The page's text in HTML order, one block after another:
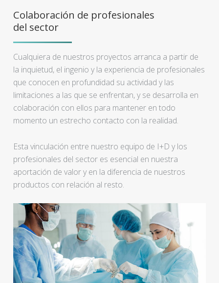
Colaboración de profesionales
del sector
Cualquiera de nuestros proyectos arranca a partir de
la inquietud, el ingenio y la experiencia de profesionales
que conocen en profundidad su actividad y las
limitaciones a las que se enfrentan, y se desarrolla en
colaboración con ellos para mantener en todo
momento un estrecho contacto con la realidad.
Esta vinculación entre nuestro equipo de I+D y los
profesionales del sector es esencial en nuestra
aportación de valor y en la diferencia de nuestros
productos con relación al resto.